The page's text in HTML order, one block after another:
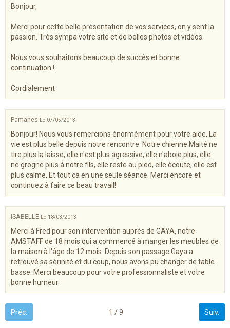
Bonjour,
Merci pour cette belle présentation de vos services, on y sent la
passion. Très sympa votre site et de belles photos et vidéos.
Nous vous souhaitons beaucoup de succès et bonne
continuation !
Cordialement
Pamanes Le 07/05/2013
Bonjour! Nous vous remercions énormément pour votre aide. La
vie est plus belle depuis notre rencontre. Notre chienne Maité ne
tire plus la laisse, elle n'est plus agressive, elle n'aboie plus, elle
ne grogne plus à notre fils, elle reste au pied, elle écoute, elle est
plus calme. Et tout ça en une seule séance. Merci encore et
continuez à faire ce beau travail!
ISABELLE Le 18/03/2013
Merci à Fred pour son intervention auprès de GAYA, notre
AMSTAFF de 18 mois qui a commencé à manger les meubles de
la maison à l'âge de 12 mois. Depuis son passage Gaya a
retrouvé sa sérinité et du coup, nous avons pu changer de table
basse. Merci beaucoup pour votre professionnaliste et votre
bonne humeur.
Préc. 1 / 9 Suiv.